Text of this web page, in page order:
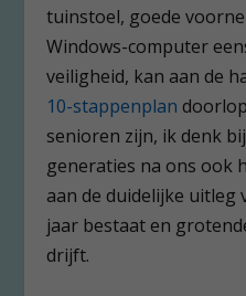
tuinstoel, goede
Windows-computer
veiligheid, kan aan de
10-stappenplan
senioren zijn, ik denk
generaties na ons ook
aan de duidelijke uitleg
jaar bestaat en
drijft.